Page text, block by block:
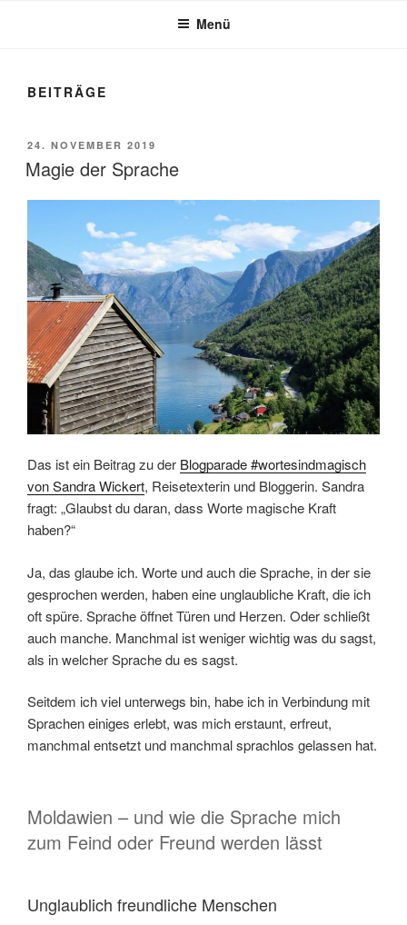
Menü
BEITRÄGE
VERÖFFENTLICHT
AM
24. NOVEMBER 2019
Magie der Sprache
Das ist ein Beitrag zu der Blogparade #wortesindmagisch
von Sandra Wickert, Reisetexterin und Bloggerin. Sandra
fragt: „Glaubst du daran, dass Worte magische Kraft
haben?“
Ja, das glaube ich. Worte und auch die Sprache, in der sie
gesprochen werden, haben eine unglaubliche Kraft, die ich
oft spüre. Sprache öffnet Türen und Herzen. Oder schließt
auch manche. Manchmal ist weniger wichtig was du sagst,
als in welcher Sprache du es sagst.
Seitdem ich viel unterwegs bin, habe ich in Verbindung mit
Sprachen einiges erlebt, was mich erstaunt, erfreut,
manchmal entsetzt und manchmal sprachlos gelassen hat.
Moldawien – und wie die Sprache mich
zum Feind oder Freund werden lässt
Unglaublich freundliche Menschen